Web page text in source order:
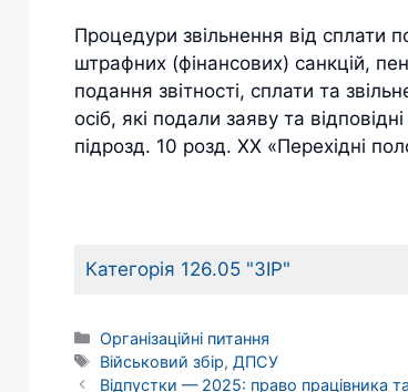
Процедури звільнення від сплати
штрафних (фінансових) санкцій,
подання звітності, сплати та
осіб, які подали заяву та
підрозд. 10 розд. ХХ «Перехідні
Категорія 126.05 "ЗІР"
Категорії
Організаційні питання
Позначки
Військовий збір, ДПСУ
Відпустки — 2025: право працівника